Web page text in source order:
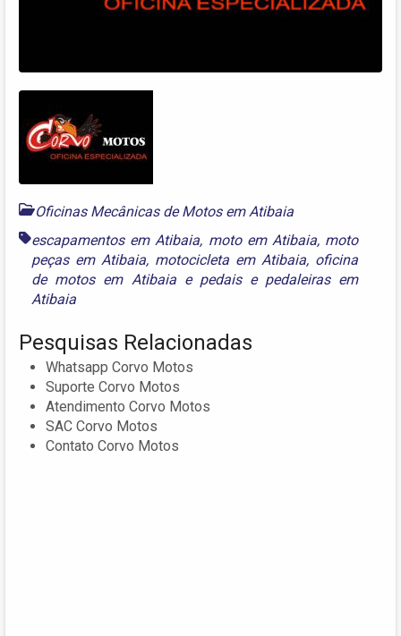
Oficinas Mecânicas de Motos em Atibaia
escapamentos em Atibaia, moto em Atibaia, moto
peças em Atibaia, motocicleta em Atibaia, oficina
de motos em Atibaiae pedais e pedaleiras em
Atibaia
Pesquisas Relacionadas
Whatsapp Corvo Motos
Suporte Corvo Motos
Atendimento Corvo Motos
SAC Corvo Motos
Contato Corvo Motos